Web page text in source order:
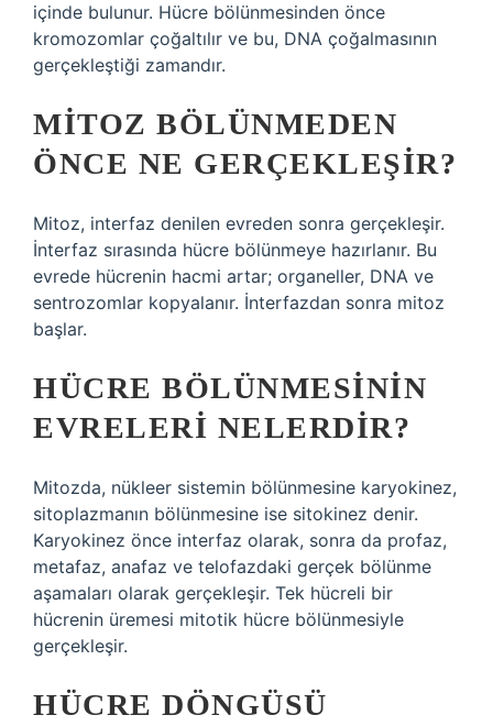
içinde bulunur. Hücre bölünmesinden önce
kromozomlar çoğaltılır ve bu, DNA çoğalmasının
gerçekleştiği zamandır.
MITOZ BÖLÜNMEDEN
ÖNCE NE GERÇEKLEŞIR?
Mitoz, interfaz denilen evreden sonra gerçekleşir.
İnterfaz sırasında hücre bölünmeye hazırlanır. Bu
evrede hücrenin hacmi artar; organeller, DNA ve
sentrozomlar kopyalanır. İnterfazdan sonra mitoz
başlar.
HÜCRE BÖLÜNMESININ
EVRELERI NELERDIR?
Mitozda, nükleer sistemin bölünmesine karyokinez,
sitoplazmanın bölünmesine ise sitokinez denir.
Karyokinez önce interfaz olarak, sonra da profaz,
metafaz, anafaz ve telofazdaki gerçek bölünme
aşamaları olarak gerçekleşir. Tek hücreli bir
hücrenin üremesi mitotik hücre bölünmesiyle
gerçekleşir.
HÜCRE DÖNGÜSÜ